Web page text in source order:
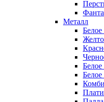
Металл
Белое